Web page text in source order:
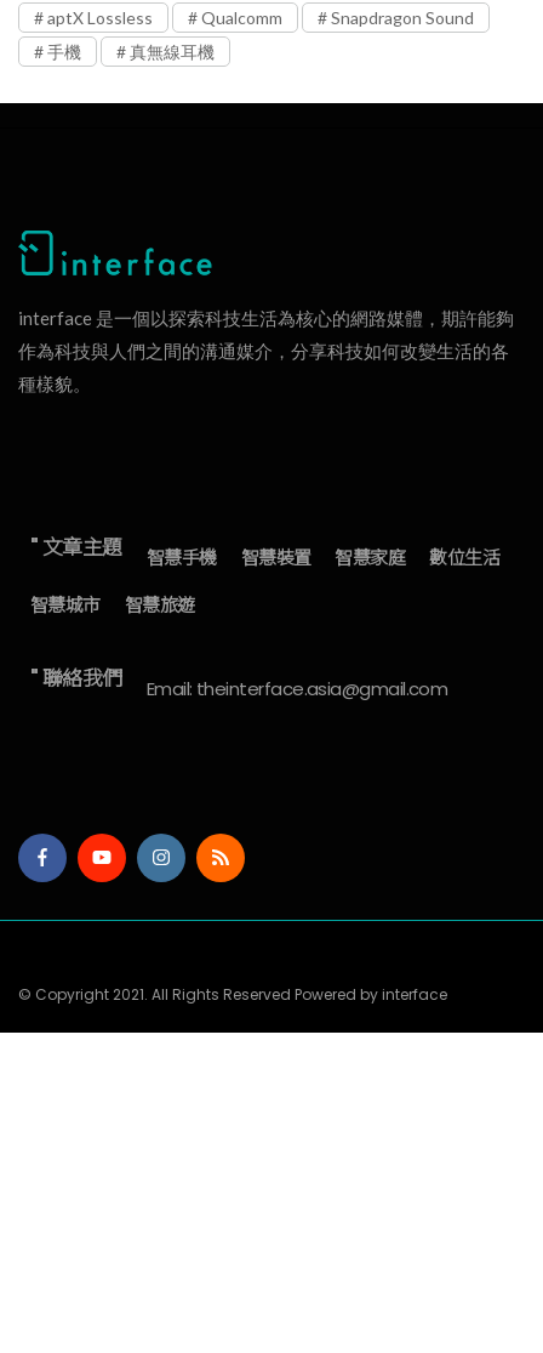
aptX Lossless Qualcomm
Snapdragon Sound
手機
真無線耳機
interface 是一個以探索科技生活為核心的網路媒體，期許能夠
作為科技與人們之間的溝通媒介，分享科技如何改變生活的各
種樣貌。
" 文章主題 智慧手機 智慧裝置 智慧家庭
數位生活
智慧城市
智慧旅遊
" 聯絡我們 Email: theinterface.asia@gmail.com
© Copyright 2021. All Rights Reserved Powered by interface